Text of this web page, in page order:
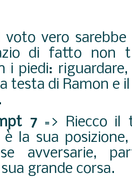
voto vero sarebbe
di fatto non
i piedi:
testa di Ramon e
7=> Riecco il
è la sua
avversarie,
grande corsa.